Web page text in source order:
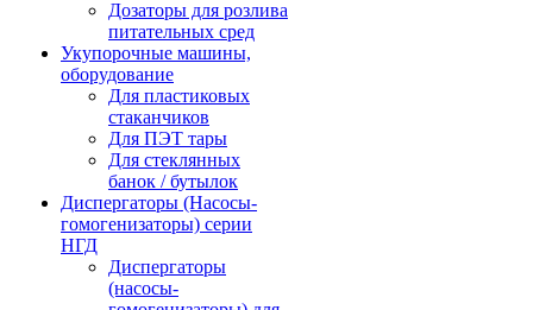
Дозаторы для розлива
питательных сред
Укупорочные машины,
оборудование
Для пластиковых
стаканчиков
Для ПЭТ тары
Для стеклянных
банок / бутылок
Диспергаторы (Насосы-
гомогенизаторы) серии
НГД
Диспергаторы
(насосы-